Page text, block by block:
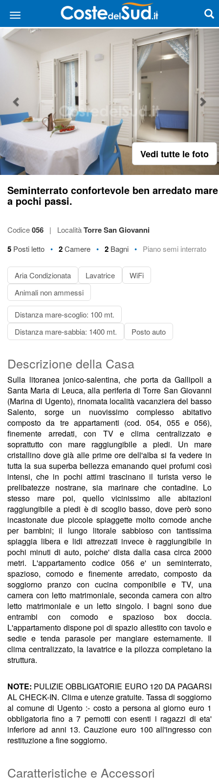
Vedi tutte le foto
Seminterrato confortevole ben arredato mare
a pochi passi.
Codice056 | LocalitàTorre San Giovanni
5 Posti letto • 2Camere • 2 Bagni • Piano semi interrato
Aria Condizionata Lavatrice
WiFi
Animali non ammessi
Distanza mare-scoglio: 100 mt.
Distanza mare-sabbia: 1400 mt.
Posto auto
Descrizione della Casa
Sulla litoranea jonico-salentina, che porta da Gallipoli a
Santa Maria di Leuca, alla periferia di Torre San Giovanni
(Marina di Ugento), rinomata località vacanziera del basso
Salento, sorge un nuovissimo complesso abitativo
composto da tre appartamenti (cod. 054, 055 e 056),
finemente arredati, con TV e clima centralizzato e
soprattutto con mare raggiungibile a piedi. Un mare
cristallino dove già alle prime ore dell'alba si fa vedere in
tutta la sua superba bellezza emanando quei profumi così
intensi, che in pochi attimi trascinano il turista verso le
prelibatezze nostrane, sia marinare che contadine. Lo
stesso mare poi, quello vicinissimo alle abitazioni
raggiungibile a piedi è di scoglio basso, dove però sono
incastonate due piccole spiaggette molto comode anche
per bambini; il lungo litorale sabbioso con tantissima
spiaggia libera e lidi attrezzati invece è raggiungibile in
pochi minuti di auto, poiche' dista dalla casa circa 2000
metri. L'appartamento codice 056 e' un seminterrato,
spazioso, comodo e finemente arredato, composto da
soggiorno pranzo con cucina componibile e TV, una
camera con letto matrimoniale, seconda camera con altro
letto matrimoniale e un letto singolo. I bagni sono due
entrambi con comodo e spazioso box doccia.
L'appartamento dispone poi di spazio allestito con tavolo e
sedie e tenda parasole per mangiare esternamente. Il
clima centralizzato, la lavatrice e la pilozza completano la
struttura.
NOTE: PULIZIE OBBLIGATORIE EURO 120 DA PAGARSI
AL CHECK-IN. Clima e utenze gratuite. Tassa di soggiorno
al comune di Ugento :- costo a persona al giorno euro 1
obbligatoria fino a 7 pernotti con esenti i ragazzi di eta'
inferiore ad anni 13. Cauzione euro 100 all'ingresso con
restituzione a fine soggiorno.
Caratteristiche e Accessori